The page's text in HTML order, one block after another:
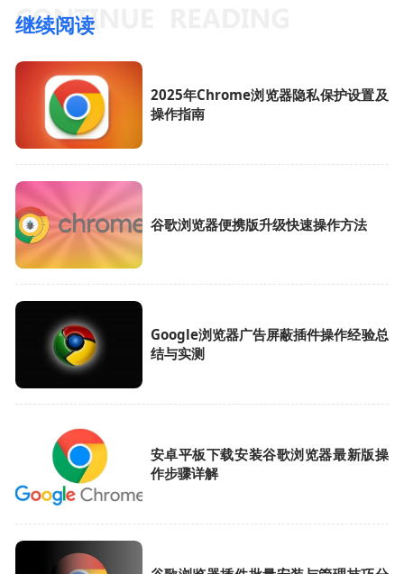
继续阅读
2025年Chrome浏览器隐私保护设置及
操作指南
谷歌浏览器便携版升级快速操作方法
Google浏览器广告屏蔽插件操作经验总
结与实测
安卓平板下载安装谷歌浏览器最新版操
作步骤详解